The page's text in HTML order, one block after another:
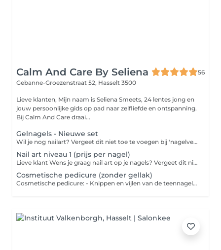
Calm And Care By Seliena
56
Gebanne-Groezenstraat 52, Hasselt 3500
Lieve klanten, Mijn naam is Seliena Smeets, 24 lentes jong en
jouw persoonlijke gids op pad naar zelfliefde en ontspanning.
Bij Calm And Care draai...
Gelnagels - Nieuwe set
Wil je nog nailart? Vergeet dit niet toe te voegen bij 'nagelversiering'. Hierdoor wordt er wat extra tijd voorzien, zodat de afspraak tijdig afgerond is. Ben je het vergeten? Dan heb ik helaas geen tijd voor nailart, vermits de volgende klant dan zal arriveren.
Nail art niveau 1 (prijs per nagel)
Lieve klant Wens je graag nail art op je nagels? Vergeet dit niet toe te voegen bij 'nagelversiering'. Hierdoor wordt er wat extra tijd voorzien, zodat de afspraak tijdig afgerond is. Ben je het vergeten? Dan heb ik helaas geen tijd voor nailart, vermits de volgende klant dan zal arriveren. Stuur je inspiratiefoto indien mogelijk door via whatsapp (0494 31 55 75) of op instagram (calm.and.care.by.seliena) De moeilijkheidsgraad kan worden onderverdeeld in 3 niveaus: - Niveau 1; een kleine tekening zonder veel details - Niveau 2; een kleine tekening met details - Niveau 3; meerdere tekeningen op de nagel, 3D nail art, chrome nail art... LET OP: Deze prijs is per nagel! Dit is een 'vanaf' prijs. Graag tot snel! Veel liefs Seliena
Cosmetische pedicure (zonder gellak)
Cosmetische pedicure: - Knippen en vijlen van de teennagels - Verzorgen van nagelriemen - Licht verwijderen van eelt (geen diepe medische behandeling) LET OP! Ik ben niet opgeleid voor medische problemen te behandelen (kalknagels, schimmels, infecties, ingegroeide teennagels...) Hiervoor verwijs ik je door naar een medische pedicure